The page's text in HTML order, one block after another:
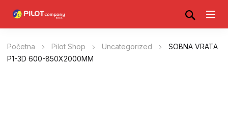
Početna Pilot Shop Uncategorized
SOBNA VRATA
P1-3D 600-850X2000MM